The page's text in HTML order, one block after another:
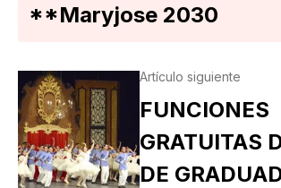
**Maryjose 2030
Artículo siguiente
FUNCIONES
GRATUITAS
DE